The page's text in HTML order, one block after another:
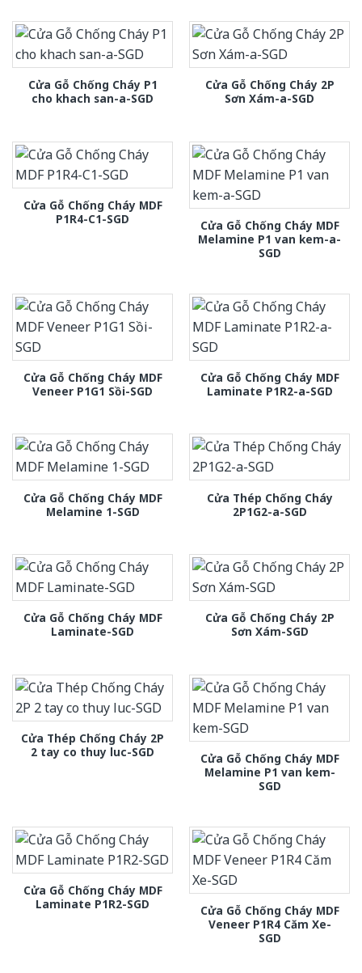
Cửa Gỗ Chống Cháy P1
cho khach san-a-SGD
Cửa Gỗ Chống Cháy 2P
Sơn Xám-a-SGD
Cửa Gỗ Chống Cháy MDF
P1R4-C1-SGD
Cửa Gỗ Chống Cháy MDF
Melamine P1 van kem-a-
SGD
Cửa Gỗ Chống Cháy MDF
Veneer P1G1 Sồi-SGD
Cửa Gỗ Chống Cháy MDF
Laminate P1R2-a-SGD
Cửa Gỗ Chống Cháy MDF
Melamine 1-SGD
Cửa Thép Chống Cháy
2P1G2-a-SGD
Cửa Gỗ Chống Cháy MDF
Laminate-SGD
Cửa Gỗ Chống Cháy 2P
Sơn Xám-SGD
Cửa Thép Chống Cháy 2P
2 tay co thuy luc-SGD
Cửa Gỗ Chống Cháy MDF
Melamine P1 van kem-
SGD
Cửa Gỗ Chống Cháy MDF
Laminate P1R2-SGD
Cửa Gỗ Chống Cháy MDF
Veneer P1R4 Căm Xe-
SGD